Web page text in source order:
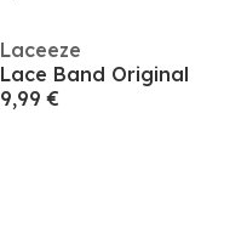
Laceeze
Lace Band Original
9,99 €